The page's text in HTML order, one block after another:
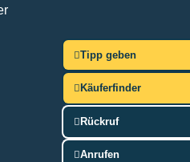
Tipp geben
Käuferfinder
Rückruf
Anrufen